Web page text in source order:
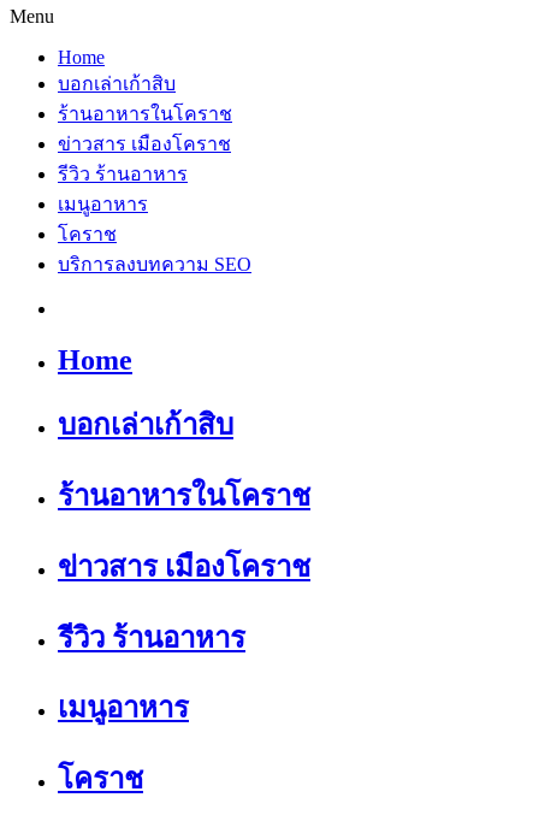
Menu
Home
บอกเล่าเก้าสิบ
ร้านอาหารในโคราช
ข่าวสาร เมืองโคราช
รีวิว ร้านอาหาร
เมนูอาหาร
โคราช
บริการลงบทความ SEO
Home
บอกเล่าเก้าสิบ
ร้านอาหารในโคราช
ข่าวสาร เมืองโคราช
รีวิว ร้านอาหาร
เมนูอาหาร
โคราช